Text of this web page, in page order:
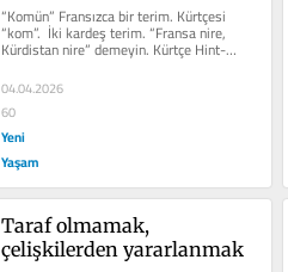
“Komün” Fransızca bir terim. Kürtçesi
“kom”.  İki kardeş terim. “Fransa nire,
Kürdistan nire” demeyin. Kürtçe Hint-
04.04.2026
60
Yeni
Yaşam
Taraf olmamak,
çelişkilerden yararlanmak